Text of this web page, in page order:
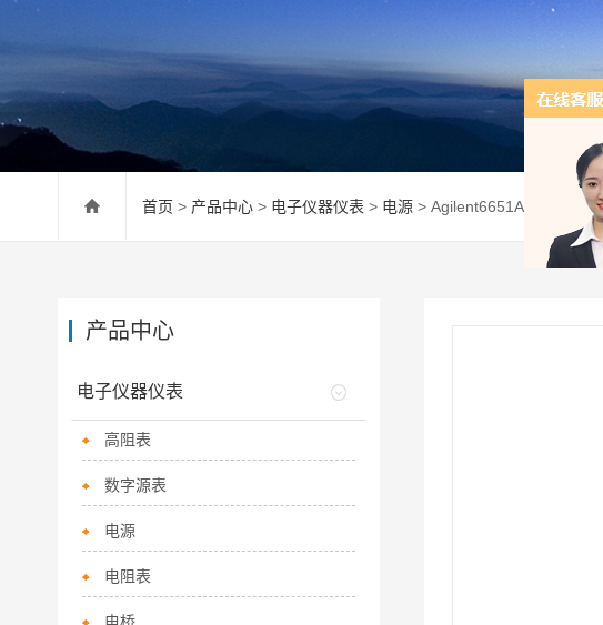
首页 > 产品中心 > 电子仪器仪表 > 电源 > Agilent6651A直流电源
产品中心
电子仪器仪表
高阻表
数字源表
电源
电阻表